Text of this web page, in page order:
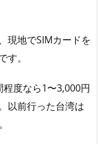
現地でSIMカードを
。
度なら1〜3,000円
以前行った台湾は